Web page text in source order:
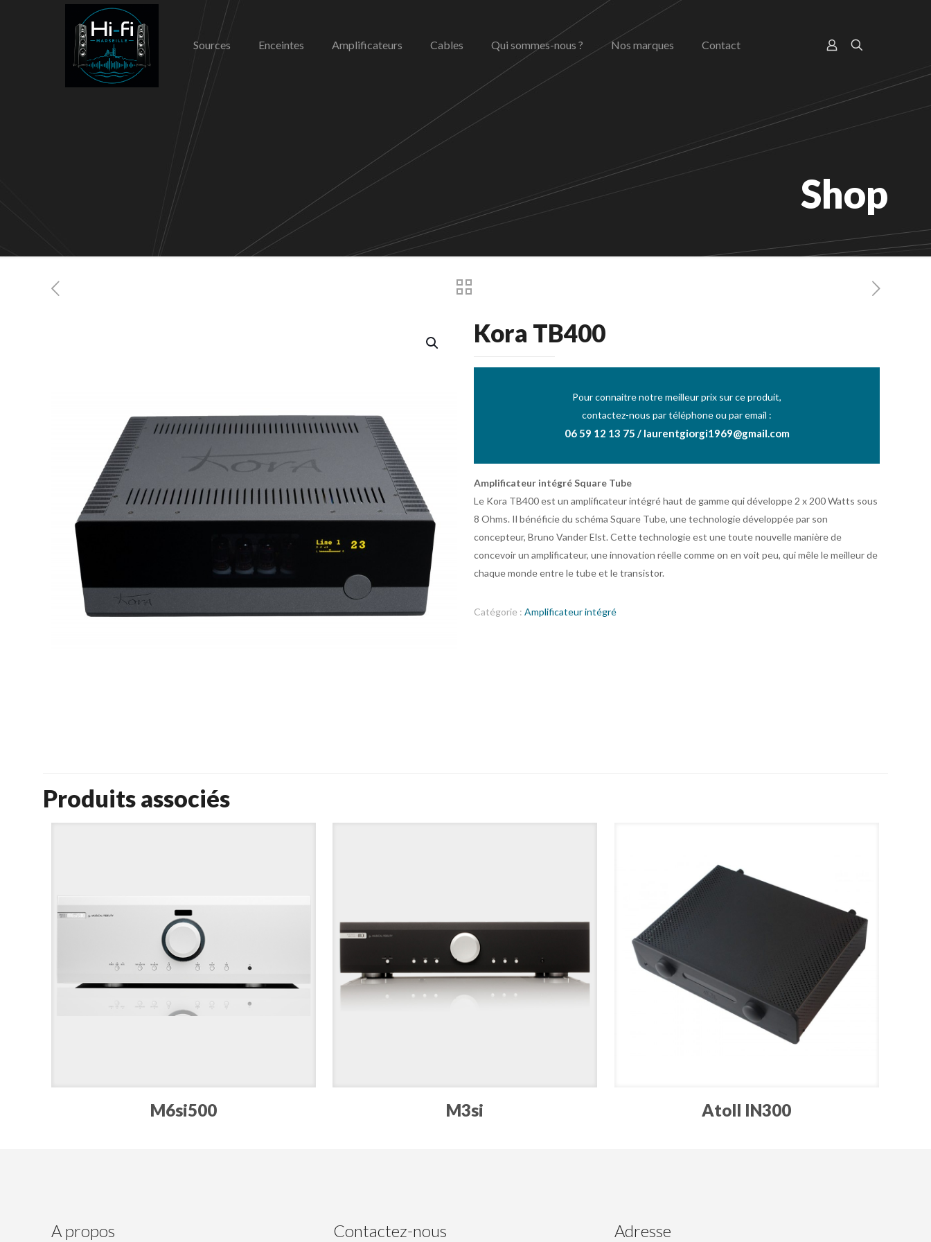
Sources Enceintes Amplificateurs Cables Qui sommes-nous ? Nos marques Contact
Shop
Kora TB400
Pour connaitre notre meilleur prix sur ce produit,
contactez-nous par téléphone ou par email :
06 59 12 13 75 / laurentgiorgi1969@gmail.com
Amplificateur intégré Square Tube
Le Kora TB400 est un amplificateur intégré haut de gamme qui développe 2 x 200 Watts sous
8 Ohms. Il bénéficie du schéma Square Tube, une technologie développée par son
concepteur, Bruno Vander Elst. Cette technologie est une toute nouvelle manière de
concevoir un amplificateur, une innovation réelle comme on en voit peu, qui mêle le meilleur de
chaque monde entre le tube et le transistor.
Catégorie : Amplificateur intégré
Produits associés
M6si500 M3si Atoll IN300
A propos Contactez-nous Adresse